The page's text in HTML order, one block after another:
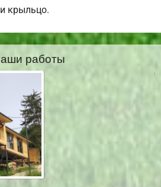
крыльцо.
работы